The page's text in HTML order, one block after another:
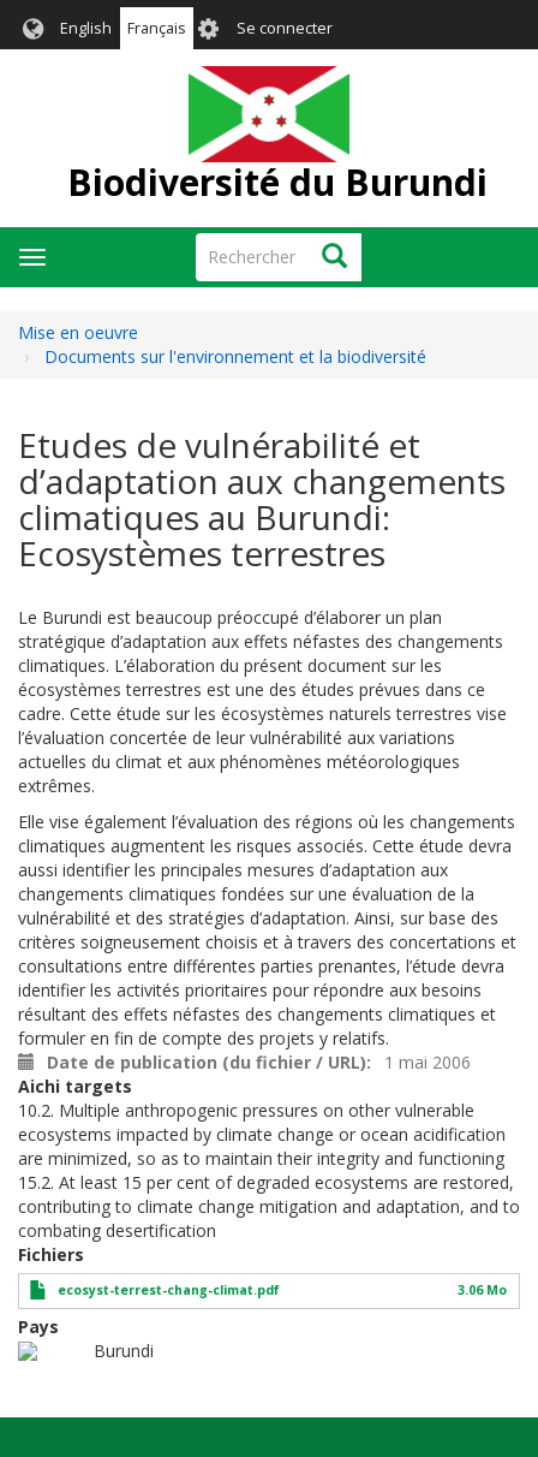
English Français User
account
menu
Se connecter
Biodiversité du Burundi
Rechercher Rechercher
Toggle
navigation
Mise en oeuvre
Documents sur l'environnement et la biodiversité
Etudes de vulnérabilité et
d’adaptation aux changements
climatiques au Burundi:
Ecosystèmes terrestres
Le Burundi est beaucoup préoccupé d’élaborer un plan
stratégique d’adaptation aux effets néfastes des changements
climatiques. L’élaboration du présent document sur les
écosystèmes terrestres est une des études prévues dans ce
cadre. Cette étude sur les écosystèmes naturels terrestres vise
l’évaluation concertée de leur vulnérabilité aux variations
actuelles du climat et aux phénomènes météorologiques
extrêmes.
Elle vise également l’évaluation des régions où les changements
climatiques augmentent les risques associés. Cette étude devra
aussi identifier les principales mesures d’adaptation aux
changements climatiques fondées sur une évaluation de la
vulnérabilité et des stratégies d’adaptation. Ainsi, sur base des
critères soigneusement choisis et à travers des concertations et
consultations entre différentes parties prenantes, l’étude devra
identifier les activités prioritaires pour répondre aux besoins
résultant des effets néfastes des changements climatiques et
formuler en fin de compte des projets y relatifs.
Date de publication (du fichier / URL)
1 mai 2006
Aichi targets
10.2. Multiple anthropogenic pressures on other vulnerable
ecosystems impacted by climate change or ocean acidification
are minimized, so as to maintain their integrity and functioning
15.2. At least 15 per cent of degraded ecosystems are restored,
contributing to climate change mitigation and adaptation, and to
combating desertification
Fichiers
ecosyst-terrest-chang-climat.pdf 3.06 Mo
Pays
Burundi